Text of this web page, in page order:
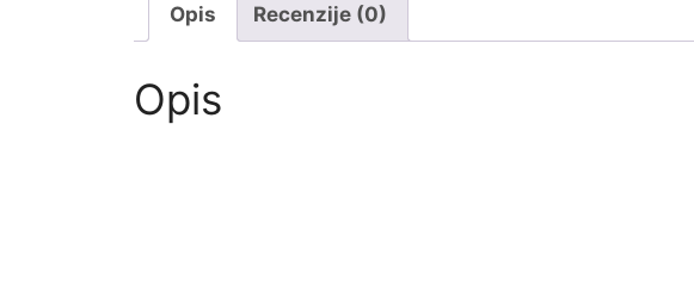
Opis Recenzije (0)
Opis